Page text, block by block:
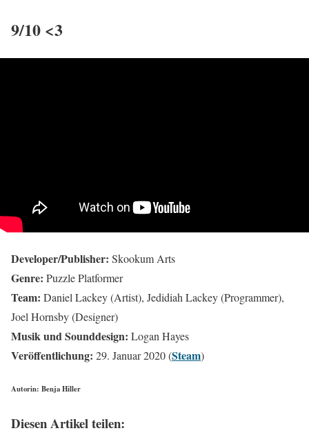
9/10 <3
Developer/Publisher: Skookum Arts
Genre: Puzzle Platformer
Team: Daniel Lackey (Artist), Jedidiah Lackey (Programmer),
Joel Hornsby (Designer)
Musik und Sounddesign: Logan Hayes
Veröffentlichung: 29. Januar 2020 (Steam)
Autorin: Benja Hiller
Diesen Artikel teilen: